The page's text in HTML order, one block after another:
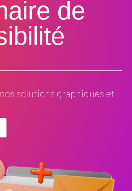
de
solutions graphiques et